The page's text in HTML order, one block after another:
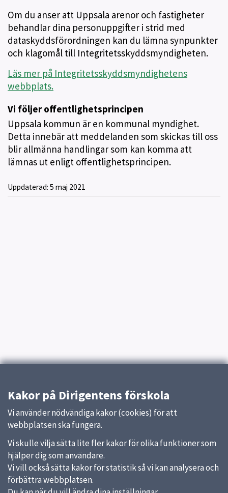
Om du anser att Uppsala arenor och fastigheter
behandlar dina personuppgifter i strid med
dataskyddsförordningen kan du lämna synpunkter
och klagomål till Integritetsskyddsmyndigheten.
Läs mer på Integritetsskyddsmyndighetens
webbplats.
Vi följer offentlighetsprincipen
Uppsala kommun är en kommunal myndighet.
Detta innebär att meddelanden som skickas till oss
blir allmänna handlingar som kan komma att
lämnas ut enligt offentlighetsprincipen.
Uppdaterad: 5 maj 2021
Kakor på Dirigentens förskola
Vi använder nödvändiga kakor (cookies) för att
webbplatsen ska fungera.
Vi skulle vilja sätta lite fler kakor för olika funktioner som
hjälper dig som användare.
Vi vill också sätta kakor för statistik så vi kan analysera och
förbättra webbplatsen.